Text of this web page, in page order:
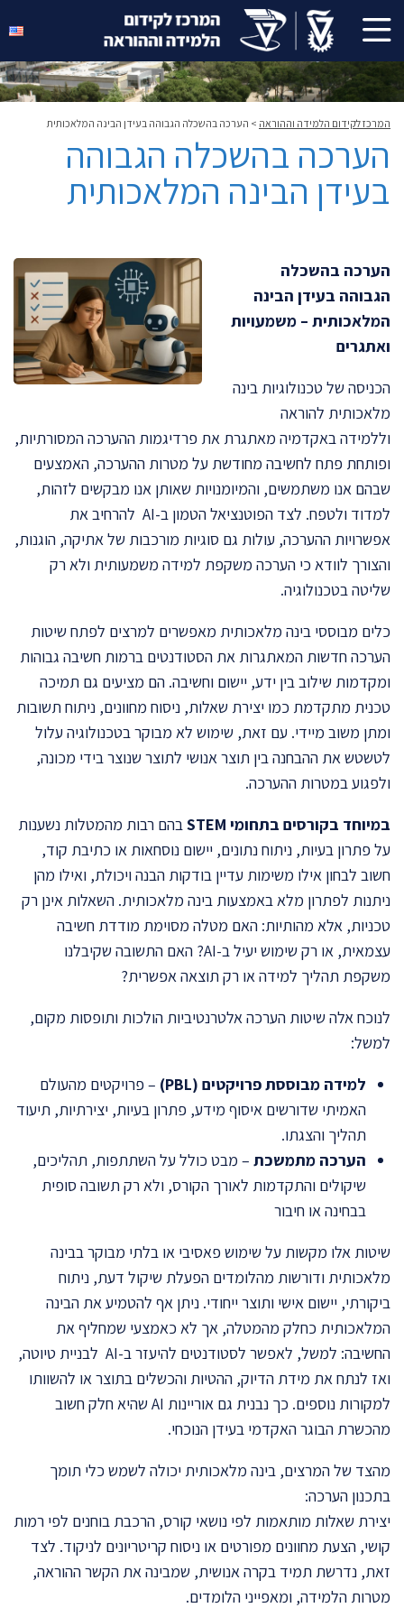
המרכז לקידום הלמידה וההוראה > הערכה בהשכלה הגבוהה בעידן הבינה המלאכותית
הערכה בהשכלה הגבוהה
בעידן הבינה המלאכותית
הערכה בהשכלה
הגבוהה בעידן הבינה
המלאכותית – משמעויות
ואתגרים
הכניסה של טכנולוגיות בינה
מלאכותית להוראה
וללמידה באקדמיה מאתגרת את פרדיגמות ההערכה המסורתיות,
ופותחת פתח לחשיבה מחודשת על מטרות ההערכה, האמצעים
שבהם אנו משתמשים, והמיומנויות שאותן אנו מבקשים לזהות,
למדוד ולטפח. לצד הפוטנציאל הטמון ב-AI להרחיב את
אפשרויות ההערכה, עולות גם סוגיות מורכבות של אתיקה, הוגנות,
והצורך לוודא כי הערכה משקפת למידה משמעותית ולא רק
שליטה בטכנולוגיה.
כלים מבוססי בינה מלאכותית מאפשרים למרצים לפתח שיטות
הערכה חדשות המאתגרות את הסטודנטים ברמות חשיבה גבוהות
ומקדמות שילוב בין ידע, יישום וחשיבה. הם מציעים גם תמיכה
טכנית מתקדמת כמו יצירת שאלות, ניסוח מחוונים, ניתוח תשובות
ומתן משוב מיידי. עם זאת, שימוש לא מבוקר בטכנולוגיה עלול
לטשטש את ההבחנה בין תוצר אנושי לתוצר שנוצר בידי מכונה,
ולפגוע במטרות ההערכה.
במיוחד בקורסים בתחומי
בהם רבות מהמטלות נשענות
על פתרון בעיות, ניתוח נתונים, יישום נוסחאות או כתיבת קוד,
חשוב לבחון אילו משימות עדיין בודקות הבנה ויכולת, ואילו מהן
ניתנות לפתרון מלא באמצעות בינה מלאכותית. השאלות אינן רק
טכניות, אלא מהותיות: האם מטלה מסוימת מודדת חשיבה
עצמאית, או רק שימוש יעיל ב-AI? האם התשובה שקיבלנו
משקפת תהליך למידה או רק תוצאה אפשרית?
לנוכח אלה שיטות הערכה אלטרנטיביות הולכות ותופסות מקום,
למשל:
למידה מבוססת פרויקטים (PBL)
– פרויקטים מהעולם
האמיתי שדורשים איסוף מידע, פתרון בעיות, יצירתיות, תיעוד
תהליך והצגתו.
הערכה מתמשכת – מבט כולל על השתתפות, תהליכים,
שיקולים והתקדמות לאורך הקורס, ולא רק תשובה סופית
בבחינה או חיבור
שיטות אלו מקשות על שימוש פאסיבי או בלתי מבוקר בבינה
מלאכותית ודורשות מהלומדים הפעלת שיקול דעת, ניתוח
ביקורתי, יישום אישי ותוצר ייחודי. ניתן אף להטמיע את הבינה
המלאכותית כחלק מהמטלה, אך לא כאמצעי שמחליף את
החשיבה: למשל, לאפשר לסטודנטים להיעזר ב-AI לבניית טיוטה,
ואז לנתח את מידת הדיוק, ההטיות והכשלים בתוצר או להשוותו
למקורות נוספים. כך נבנית גם אוריינות AI שהיא חלק חשוב
מהכשרת הבוגר האקדמי בעידן הנוכחי.
מהצד של המרצים, בינה מלאכותית יכולה לשמש כלי תומך
בתכנון הערכה:
יצירת שאלות מותאמות לפי נושאי קורס, הרכבת בוחנים לפי רמות
קושי, הצעת מחוונים מפורטים או ניסוח קריטריונים לניקוד. לצד
זאת, נדרשת תמיד בקרה אנושית, שמבינה את הקשר ההוראה,
מטרות הלמידה, ומאפייני הלומדים.